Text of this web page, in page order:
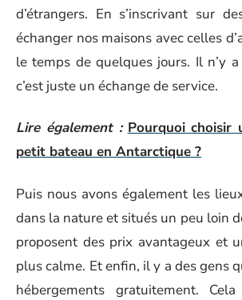
d’étrangers. En s’inscrivant sur
échanger nos maisons avec celles
le temps de quelques jours. Il n’y
c’est juste un échange de service.
Lire également : Pourquoi choisir
petit bateau en Antarctique ?
Puis nous avons également les
dans la nature et situés un peu loin
proposent des prix avantageux et
plus calme. Et enfin, il y a des gens
hébergements gratuitement.